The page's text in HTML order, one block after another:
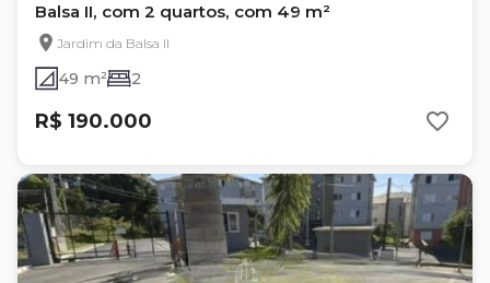
Balsa II, com 2 quartos, com 49 m²
Jardim da Balsa II
49 m² 2
R$ 190.000